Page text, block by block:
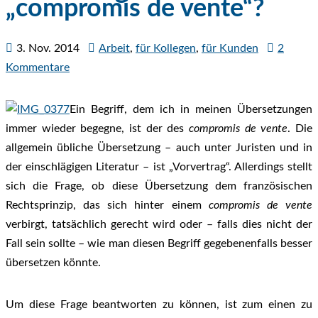
„compromis de vente“?
3. Nov. 2014 Arbeit, für Kollegen, für Kunden
2
Kommentare
Ein Begriff, dem ich in meinen Übersetzungen
immer wieder begegne, ist der des compromis de vente. Die
allgemein übliche Übersetzung – auch unter Juristen und in
der einschlägigen Literatur – ist „Vorvertrag“. Allerdings stellt
sich die Frage, ob diese Übersetzung dem französischen
Rechtsprinzip, das sich hinter einem compromis de vente
verbirgt, tatsächlich gerecht wird oder – falls dies nicht der
Fall sein sollte – wie man diesen Begriff gegebenenfalls besser
übersetzen könnte.
Um diese Frage beantworten zu können, ist zum einen zu